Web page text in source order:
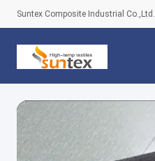
Suntex Composite Industrial Co.,Ltd.